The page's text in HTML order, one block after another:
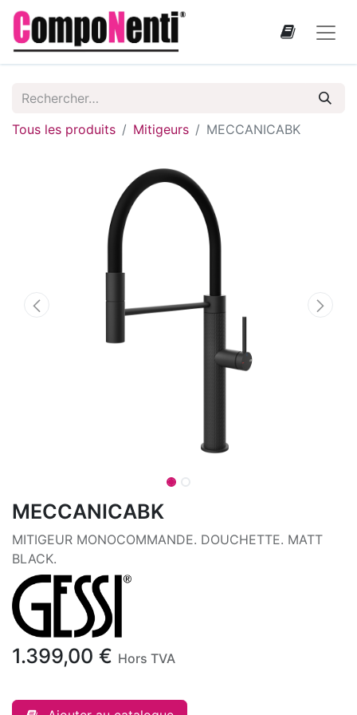
Tous les produits Mitigeurs MECCANICABK
MECCANICABK
MITIGEUR MONOCOMMANDE. DOUCHETTE. MATT
BLACK.
1.399,00 € Hors TVA